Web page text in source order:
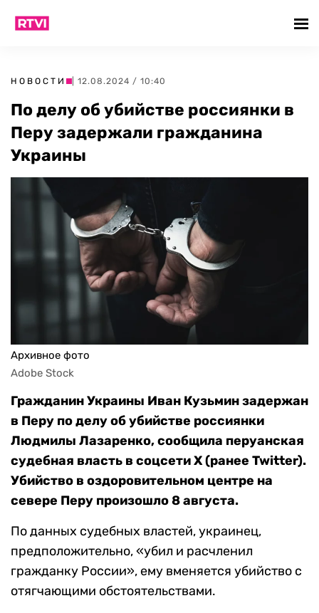
НОВОСТИ | 12.08.2024 / 10:40
По делу об убийстве россиянки в
Перу задержали гражданина
Украины
Архивное фото
Adobe Stock
Гражданин Украины Иван Кузьмин задержан
в Перу по делу об убийстве россиянки
Людмилы Лазаренко, сообщила перуанская
судебная власть в соцсети X (ранее Twitter).
Убийство в оздоровительном центре на
севере Перу произошло 8 августа.
По данных судебных властей, украинец,
предположительно, «убил и расчленил
гражданку России», ему вменяется убийство с
отягчающими обстоятельствами.